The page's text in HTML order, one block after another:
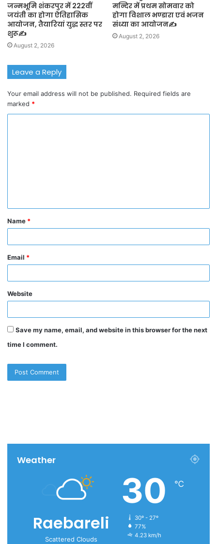
जन्मभूमि शंकरपुर में 222वीं
जयंती का होगा ऐतिहासिक
आयोजन, तैयारियां युद्ध स्तर पर
शुरू✍️
August 2, 2026
मन्दिर में प्रथम सोमवार को
होगा विशाल भण्डारा एवं भजन
संध्या का आयोजन✍️
August 2, 2026
Leave a Reply
Your email address will not be published. Required fields are
marked *
t
*
Name *
Email *
Website
Save my name, email, and website in this browser for the next
time I comment.
Weather
Raebareli
Scattered Clouds
30 ℃
30º - 27º
77%
4.23 km/h